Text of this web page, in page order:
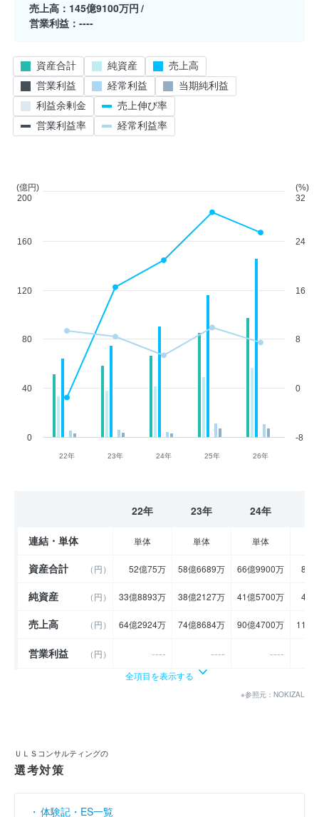
売上高
145億9100万円
営業利益
----
22年 23年 24年 25年 26年
0
40
80
120
160
(億円)
200
-8
0
8
16
24
(%)
32
資産合計 純資産
売上高
営業利益
経常利益
当期純利益
利益余剰金
売上伸び率
営業利益率
経常利益率
22年 23年 24年
連結・単体 単体 単体 単体
資産合計 （円） 52億75万 58億6689万 66億9900万 85
純資産 （円） 33億8893万 38億2127万 41億5700万 49
売上高 （円） 64億2924万 74億8684万 90億4700万 116
営業利益 （円） ---- ----
----
5億9922万 6億2793万
売上伸び率
営業利益率 （％） ---- ---- ----
全項目を表示する
※参照元：NOKIZAL
ＵＬＳコンサルティングの
選考対策
体験記・ES一覧